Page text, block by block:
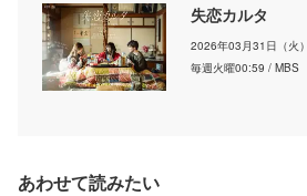
失恋カルタ
2026年03月31日（火
毎週火曜00:59 / MBS
あわせて読みたい